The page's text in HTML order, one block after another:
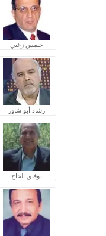
جيمس زغبي
رشاد أبو شاور
توفيق الحاج